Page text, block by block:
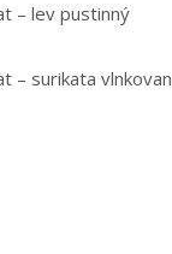
– lev pustinný
– surikata